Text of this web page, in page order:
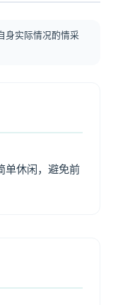
身实际情况酌情采
单休闲，避免前